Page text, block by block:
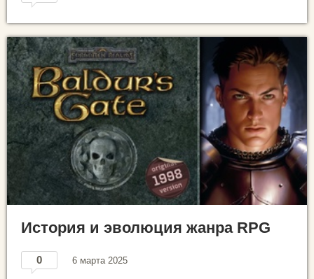
История и эволюция жанра RPG
0 6 марта 2025